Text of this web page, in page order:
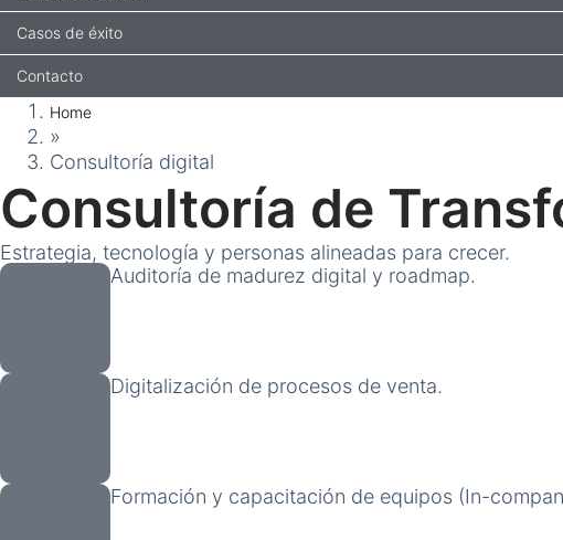
Casos de éxito
Contacto
Home
»
Consultoría digital
Consultoría de
Estrategia, tecnología y personas alineadas para crecer.
Auditoría de madurez digital y roadmap.
Digitalización de procesos de venta.
Formación y capacitación de equipos (In-